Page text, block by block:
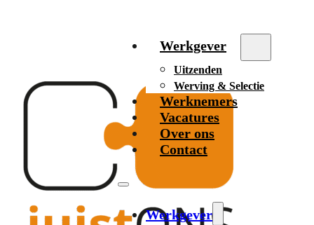
Werkgever
Uitzenden
Werving & Selectie
Werknemers
Vacatures
Over ons
Contact
Werkgever